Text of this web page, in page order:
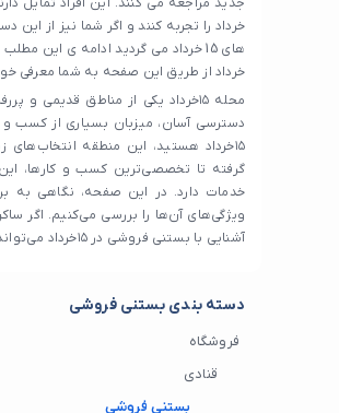
خرداد را تجربه کنند و اگر شما نیز از
خرداد از طریق این صفحه به شما معرفی
محله ۱۵خرداد یکی از مناطق
دسترسی آسان، میزبان بسیاری از کسب
۱۵خرداد هستید، این منطقه انتخاب‌های
گرفته تا تخصصی‌ترین کسب و کارها،
خدمات دارد. در این صفحه، نگاهی به
ویژگی‌های آن‌ها را بررسی می‌کنیم. اگر
آشنایی با بستنی فروشی در ۱۵خرداد می‌تواند به شما کمک کند تا بهترین گزینه‌ها را انتخاب کنید.
دسته بندی بستنی فروشی
فروشگاه
قنادی
بستنی فروشی